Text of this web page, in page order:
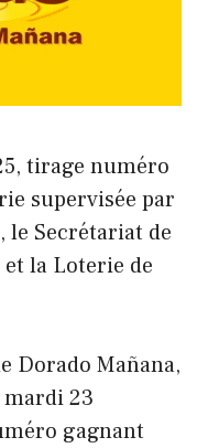
tirage numéro
supervisée par
le Secrétariat de
la Loterie de
Dorado Mañana,
23
gagnant